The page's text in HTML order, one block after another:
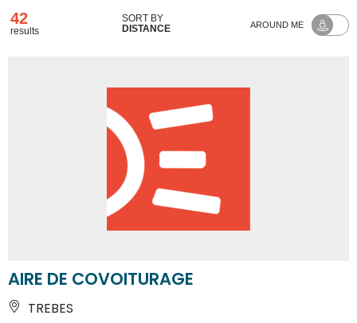
42
results
SORT BY
DISTANCE
AROUND ME
AIRE DE COVOITURAGE
TREBES